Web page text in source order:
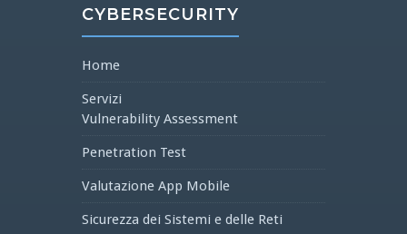
CYBERSECURITY
Home
Servizi
Vulnerability Assessment
Penetration Test
Valutazione App Mobile
Sicurezza dei Sistemi e delle Reti